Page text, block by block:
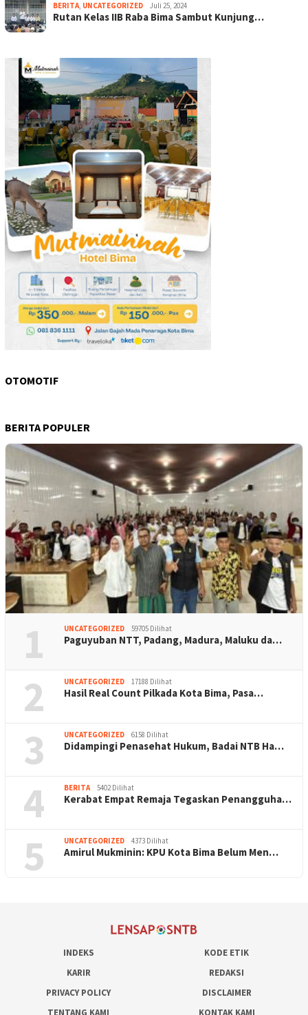
BERITA, UNCATEGORIZED Juli 25, 2024
Rutan Kelas IIB Raba Bima Sambut Kunjung…
OTOMOTIF
BERITA POPULER
1 UNCATEGORIZED 59705 Dilihat
Paguyuban NTT, Padang, Madura, Maluku da…
2 UNCATEGORIZED 17188 Dilihat
Hasil Real Count Pilkada Kota Bima, Pasa…
3 UNCATEGORIZED 6158 Dilihat
Didampingi Penasehat Hukum, Badai NTB Ha…
4 BERITA 5402 Dilihat
Kerabat Empat Remaja Tegaskan Penangguha…
5 UNCATEGORIZED 4373 Dilihat
Amirul Mukminin: KPU Kota Bima Belum Men…
INDEKS
KODE ETIK
KARIR
REDAKSI
PRIVACY POLICY
DISCLAIMER
TENTANG KAMI
KONTAK KAMI